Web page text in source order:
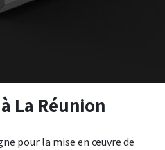
La Réunion
pour la mise en œuvre de